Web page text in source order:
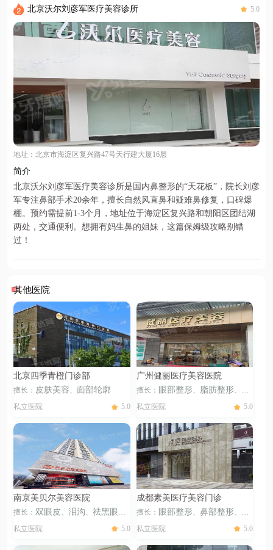
北京沃尔刘彦军医疗美容诊所 5.0
地址：北京市海淀区复兴路47号天行建大厦16层
简介
北京沃尔刘彦军医疗美容诊所是国内鼻整形的“天花板”，院长刘彦
军专注鼻部手术20余年，擅长自然风直鼻和疑难鼻修复，口碑爆
棚。预约需提前1-3个月，地址位于海淀区复兴路和朝阳区团结湖
两处，交通便利。想拥有妈生鼻的姐妹，这篇保姆级攻略别错
过！
其他医院
北京四季青橙门诊部
擅长： 皮肤美容、 面部轮廓
私立医院 5.0
广州健丽医疗美容医院
擅长： 眼部整形、 脂肪整形、 祛
眼袋、 自体脂肪填充
私立医院 5.0
南京美贝尔美容医院
擅长： 双眼皮 泪沟 祛黑眼圈
修复、开眼角
鼻小
柱延长
、 鼻修复、垫鼻基
私立医院 5.0
成都素美医疗美容门诊
擅长： 眼部整形 鼻部整形
整形、口唇整形 眉部整形、 皮
肤美容、面部轮廓、胸部整形
私立医院 5.0